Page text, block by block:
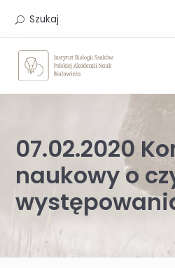
Szukaj
07.02.2020
naukowy o